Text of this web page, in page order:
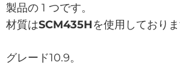
製品の 1 つです。
材質はSCM435Hを使用しておりま
グレード10.9。